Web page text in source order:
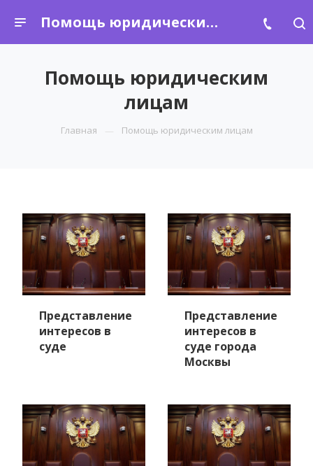
Помощь юридическим лицам
Помощь юридическим
лицам
Главная Помощь юридическим лицам
Представление
интересов в
суде
Представление
интересов в
суде города
Москвы